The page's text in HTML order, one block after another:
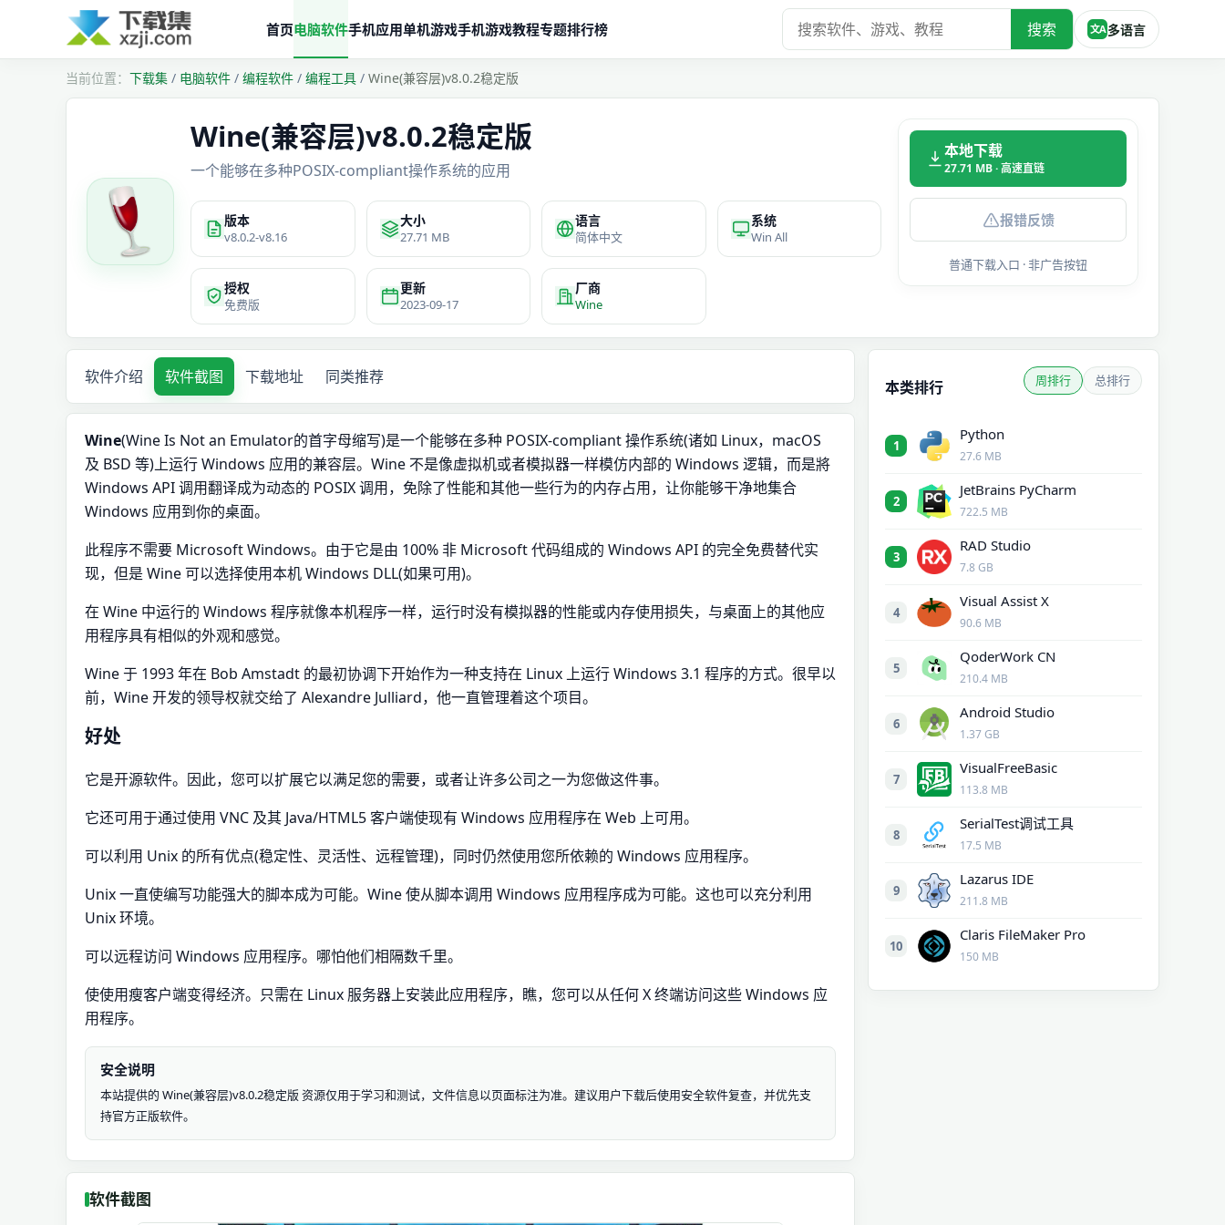
首页电脑软件手机应用单机游戏手机游戏教程专题排行榜 搜索 文A 多语言
下载集 / 电脑软件 / 编程软件 / 编程工具 / Wine(兼容层)v8.0.2稳定版
Wine(兼容层)v8.0.2稳定版
一个能够在多种POSIX-compliant操作系统的应用
版本
v8.0.2-v8.16
大小
27.71 MB
语言
简体中文
系统
Win All
授权
免费版
更新
2023-09-17
厂商
Wine
本地下载
27.71 MB · 高速直链
报错反馈
普通下载入口 · 非广告按钮
软件介绍 软件截图 下载地址 同类推荐
Wine(Wine Is Not an Emulator的首字母缩写)是一个能够在多种 POSIX-compliant 操作系统(诸如 Linux，macOS
及 BSD 等)上运行 Windows 应用的兼容层。Wine 不是像虚拟机或者模拟器一样模仿内部的 Windows 逻辑，而是將
Windows API 调用翻译成为动态的 POSIX 调用，免除了性能和其他一些行为的内存占用，让你能够干净地集合
Windows 应用到你的桌面。
此程序不需要 Microsoft Windows。由于它是由 100% 非 Microsoft 代码组成的 Windows API 的完全免费替代实
现，但是 Wine 可以选择使用本机 Windows DLL(如果可用)。
在 Wine 中运行的 Windows 程序就像本机程序一样，运行时没有模拟器的性能或内存使用损失，与桌面上的其他应
用程序具有相似的外观和感觉。
Wine 于 1993 年在 Bob Amstadt 的最初协调下开始作为一种支持在 Linux 上运行 Windows 3.1 程序的方式。很早以
前，Wine 开发的领导权就交给了 Alexandre Julliard，他一直管理着这个项目。
好处
它是开源软件。因此，您可以扩展它以满足您的需要，或者让许多公司之一为您做这件事。
它还可用于通过使用 VNC 及其 Java/HTML5 客户端使现有 Windows 应用程序在 Web 上可用。
可以利用 Unix 的所有优点(稳定性、灵活性、远程管理)，同时仍然使用您所依赖的 Windows 应用程序。
Unix 一直使编写功能强大的脚本成为可能。Wine 使从脚本调用 Windows 应用程序成为可能。这也可以充分利用
Unix 环境。
可以远程访问 Windows 应用程序。哪怕他们相隔数千里。
使使用瘦客户端变得经济。只需在 Linux 服务器上安装此应用程序，瞧，您可以从任何 X 终端访问这些 Windows 应
用程序。
安全说明
本站提供的 Wine(兼容层)v8.0.2稳定版 资源仅用于学习和测试，文件信息以页面标注为准。建议用户下载后使用安全软件复查，并优先支
持官方正版软件。
软件截图
本类排行 周排行 总排行
1
Python
27.6 MB
2
JetBrains PyCharm
722.5 MB
3
RAD Studio
7.8 GB
4
Visual Assist X
90.6 MB
5
QoderWork CN
210.4 MB
6
Android Studio
1.37 GB
7
VisualFreeBasic
113.8 MB
8
SerialTest调试工具
17.5 MB
9
Lazarus IDE
211.8 MB
10
Claris FileMaker Pro
150 MB